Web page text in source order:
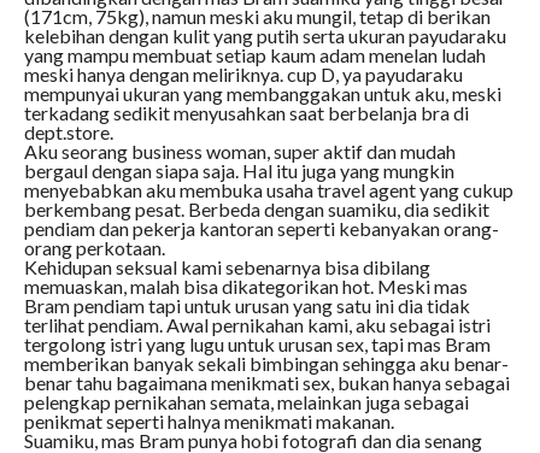
(171cm, 75kg), namun meski aku mungil, tetap di berikan
kelebihan dengan kulit yang putih serta ukuran payudaraku
yang mampu membuat setiap kaum adam menelan ludah
meski hanya dengan meliriknya. cup D, ya payudaraku
mempunyai ukuran yang membanggakan untuk aku, meski
terkadang sedikit menyusahkan saat berbelanja bra di
dept.store.
Aku seorang business woman, super aktif dan mudah
bergaul dengan siapa saja. Hal itu juga yang mungkin
menyebabkan aku membuka usaha travel agent yang cukup
berkembang pesat. Berbeda dengan suamiku, dia sedikit
pendiam dan pekerja kantoran seperti kebanyakan orang-
orang perkotaan.
Kehidupan seksual kami sebenarnya bisa dibilang
memuaskan, malah bisa dikategorikan hot. Meski mas
Bram pendiam tapi untuk urusan yang satu ini dia tidak
terlihat pendiam. Awal pernikahan kami, aku sebagai istri
tergolong istri yang lugu untuk urusan sex, tapi mas Bram
memberikan banyak sekali bimbingan sehingga aku benar-
benar tahu bagaimana menikmati sex, bukan hanya sebagai
pelengkap pernikahan semata, melainkan juga sebagai
penikmat seperti halnya menikmati makanan.
Suamiku, mas Bram punya hobi fotografi dan dia senang